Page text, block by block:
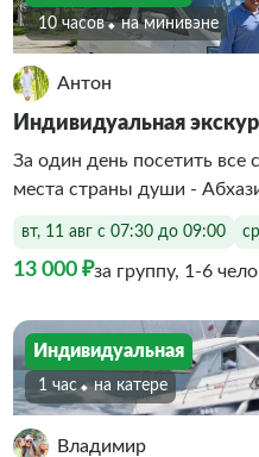
10 часов На минивэне
Антон
Индивидуальная
За один день посетить
места страны души -
вт, 11 авг с 07:30 до 09:00
13 000 ₽за группу, 1-6
Индивидуальная
1 час На катере
Владимир